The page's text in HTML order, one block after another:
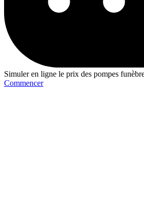
Simuler en ligne le prix des pompes
Commencer